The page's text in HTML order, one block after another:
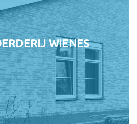
WIENES